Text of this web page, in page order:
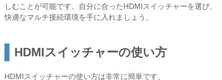
しむことが可能です。自分に合ったHDMIスイッチャーを選び、
快適なマルチ接続環境を手に入れましょう。
HDMIスイッチャーの使い方
HDMIスイッチャーの使い方は非常に簡単です。